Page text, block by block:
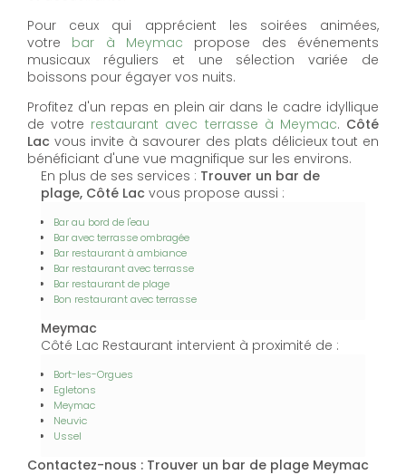
Pour ceux qui apprécient les soirées animées,
votre bar à Meymac propose des événements
musicaux réguliers et une sélection variée de
boissons pour égayer vos nuits.
Profitez d'un repas en plein air dans le cadre idyllique
de votre restaurant avec terrasse à Meymac. Côté
Lac vous invite à savourer des plats délicieux tout en
bénéficiant d'une vue magnifique sur les environs.
En plus de ses services : Trouver un bar de
plage, Côté Lac vous propose aussi :
Bar au bord de l'eau
Bar avec terrasse ombragée
Bar restaurant à ambiance
Bar restaurant avec terrasse
Bar restaurant de plage
Bon restaurant avec terrasse
Meymac
Côté Lac Restaurant intervient à proximité de :
Bort-les-Orgues
Egletons
Meymac
Neuvic
Ussel
Contactez-nous : Trouver un bar de plage Meymac